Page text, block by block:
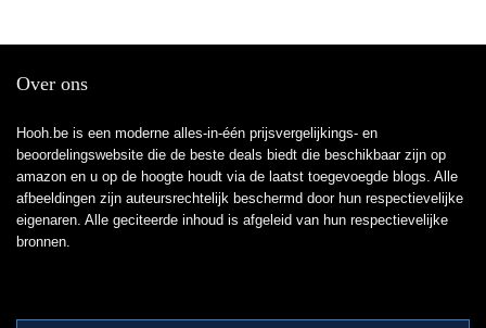
Over ons
Hooh.be is een moderne alles-in-één prijsvergelijkings- en
beoordelingswebsite die de beste deals biedt die beschikbaar zijn op
amazon en u op de hoogte houdt via de laatst toegevoegde blogs. Alle
afbeeldingen zijn auteursrechtelijk beschermd door hun respectievelijke
eigenaren. Alle geciteerde inhoud is afgeleid van hun respectievelijke
bronnen.